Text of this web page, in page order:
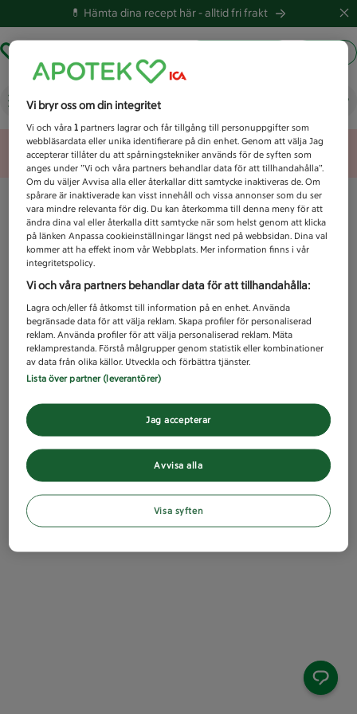
💊 Hämta dina recept här -alltid fri frakt
Vad letar du efter idag?
Unknown error
Vi bryr oss om din integritet
Vi och våra1 partners lagrar och får tillgång till personuppgifter som
webbläsardata eller unika identifierare på din enhet. Genom att välja Jag
accepterar tillåter du att spårningstekniker används för de syften som
anges under ”Vi och våra partners behandlar data för att tillhandahålla”.
Om du väljer Avvisa alla eller återkallar ditt samtycke inaktiveras de. Om
spårare är inaktiverade kan visst innehåll och vissa annonser som du ser
vara mindre relevanta för dig. Du kan återkomma till denna meny för att
ändra dina val eller återkalla ditt samtycke när som helst genom att klicka
på länken Anpassa cookieinställningar längst ned på webbsidan. Dina val
kommer att ha effekt inom vår Webbplats. Mer information finns i vår
integritetspolicy.
Vi och våra partners behandlar data för att tillhandahålla:
Lagra och/eller få åtkomst till information på en enhet. Använda
begränsade data för att välja reklam. Skapa profiler för personaliserad
reklam. Använda profiler för att välja personaliserad reklam. Mäta
reklamprestanda. Förstå målgrupper genom statistik eller kombinationer
av data från olika källor. Utveckla och förbättra tjänster.
Lista över partner (leverantörer)
Avvisa alla
Jag accepterar
Visa syften